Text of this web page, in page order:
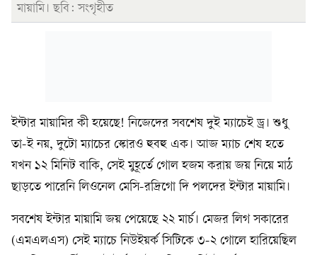
মায়ামি। ছবি: সংগৃহীত
ইন্টার মায়ামির কী হয়েছে! নিজেদের সবশেষ দুই ম্যাচেই ড্র। শুধু
তা-ই নয়, দুটো ম্যাচের স্কোরও হুবহু এক। আজ ম্যাচ শেষ হতে
যখন ১২ মিনিট বাকি, সেই মুহূর্তে গোল হজম করায় জয় নিয়ে মাঠ
ছাড়তে পারেনি লিওনেল মেসি-রদ্রিগো দি পলদের ইন্টার মায়ামি।
সবশেষ ইন্টার মায়ামি জয় পেয়েছে ২২ মার্চ। মেজর লিগ সকারের
(এমএলএস) সেই ম্যাচে নিউইয়র্ক সিটিকে ৩-২ গোলে হারিয়েছিল